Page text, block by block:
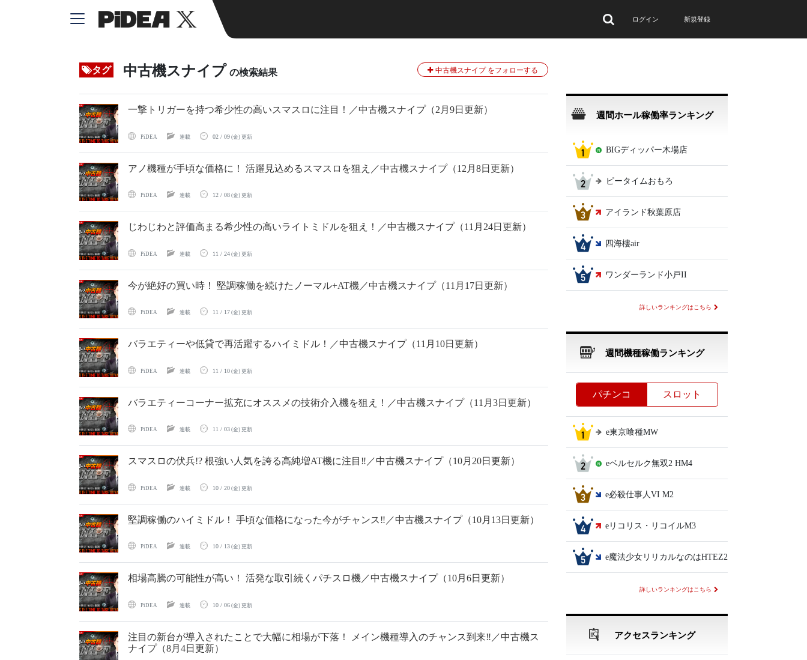
ログイン 新規登録
タグ 中古機スナイプ の検索結果 中古機スナイプ をフォローする
一撃トリガーを持つ希少性の高いスマスロに注目！／中古機スナイプ（2月9日更新）
PiDEA 連載 02 / 09(金) 更新
アノ機種が手頃な価格に！ 活躍見込めるスマスロを狙え／中古機スナイプ（12月8日更新）
PiDEA 連載 12 / 08(金) 更新
じわじわと評価高まる希少性の高いライトミドルを狙え！／中古機スナイプ（11月24日更新）
PiDEA 連載 11 / 24(金) 更新
今が絶好の買い時！ 堅調稼働を続けたノーマル+AT機／中古機スナイプ（11月17日更新）
PiDEA 連載 11 / 17(金) 更新
バラエティーや低貸で再活躍するハイミドル！／中古機スナイプ（11月10日更新）
PiDEA 連載 11 / 10(金) 更新
バラエティーコーナー拡充にオススメの技術介入機を狙え！／中古機スナイプ（11月3日更新）
PiDEA 連載 11 / 03(金) 更新
スマスロの伏兵!? 根強い人気を誇る高純増AT機に注目‼️／中古機スナイプ（10月20日更新）
PiDEA 連載 10 / 20(金) 更新
堅調稼働のハイミドル！ 手頃な価格になった今がチャンス‼️／中古機スナイプ（10月13日更新）
PiDEA 連載 10 / 13(金) 更新
相場高騰の可能性が高い！ 活発な取引続くパチスロ機／中古機スナイプ（10月6日更新）
PiDEA 連載 10 / 06(金) 更新
注目の新台が導入されたことで大幅に相場が下落！ メイン機種導入のチャンス到来‼️／中古機ス
ナイプ（8月4日更新）
週間ホール稼働率ランキング
BIGディッパー木場店
ピータイムおもろ
アイランド秋葉原店
四海樓air
ワンダーランド小戸II
詳しいランキングはこちら
週間機種稼働ランキング
パチンコ スロット
e東京喰種MW
eベルセルク無双2 HM4
e必殺仕事人VI M2
eリコリス・リコイルM3
e魔法少女リリカルなのはHTEZ2
詳しいランキングはこちら
アクセスランキング